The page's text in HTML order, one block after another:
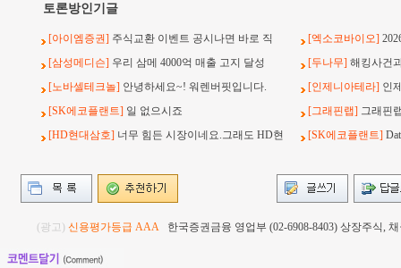
토론방인기글
[아이엠증권] 주식교환 이벤트 공시나면 바로 직 [엑소코바이오]
[삼성메디슨] 우리 삼메 4000억 매출 고지 달성 [두나무] 해킹사건
[노바셀테크놀] 안녕하세요~! 워렌버핏입니다. [인제니아테라] 인
[SK에코플랜트] 일 없으시죠 [그래핀랩] 그래핀
[HD현대삼호] 너무 힘든 시장이네요.그래도 HD현 [SK에코플랜트]
(광고) 신용평가등급 AAA 한국증권금융 영업부 (02-6908-8403) 상장주식,